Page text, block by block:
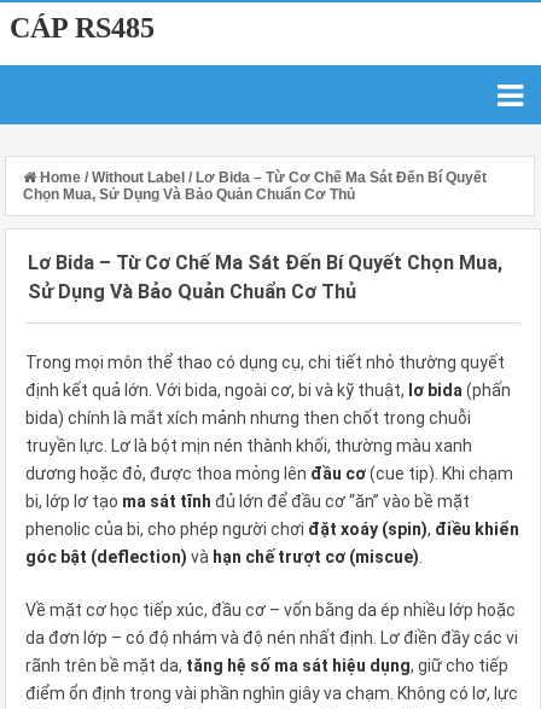
CÁP RS485
Home / Without Label / Lơ Bida – Từ Cơ Chế Ma Sát Đến Bí Quyết
Chọn Mua, Sử Dụng Và Bảo Quản Chuẩn Cơ Thủ
Lơ Bida – Từ Cơ Chế Ma Sát Đến Bí Quyết Chọn Mua,
Sử Dụng Và Bảo Quản Chuẩn Cơ Thủ
Trong mọi môn thể thao có dụng cụ, chi tiết nhỏ thường quyết
định kết quả lớn. Với bida, ngoài cơ, bi và kỹ thuật, lơ bida (phấn
bida) chính là mắt xích mảnh nhưng then chốt trong chuỗi
truyền lực. Lơ là bột mịn nén thành khối, thường màu xanh
dương hoặc đỏ, được thoa mỏng lên đầu cơ(cue tip). Khi chạm
bi, lớp lơ tạo ma sát tĩnh đủ lớn để đầu cơ “ăn” vào bề mặt
phenolic của bi, cho phép người chơi đặt xoáy (spin), điều khiển
góc bật (deflection) và hạn chế trượt cơ (miscue)
Về mặt cơ học tiếp xúc, đầu cơ – vốn bằng da ép nhiều lớp hoặc
da đơn lớp – có độ nhám và độ nén nhất định. Lơ điền đầy các vi
rãnh trên bề mặt da, tăng hệ số ma sát hiệu dụng, giữ cho tiếp
điểm ổn định trong vài phần nghìn giây va chạm. Không có lơ, lực